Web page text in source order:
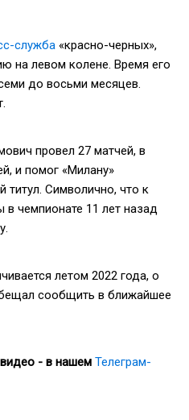
служба «красно-черных»,
на левом колене. Время его
до восьми месяцев.
провел 27 матчей, в
и помог «Милану»
титул. Символично, что к
чемпионате 11 лет назад
летом 2022 года, о
сообщить в ближайшее
- в нашем Телеграм-